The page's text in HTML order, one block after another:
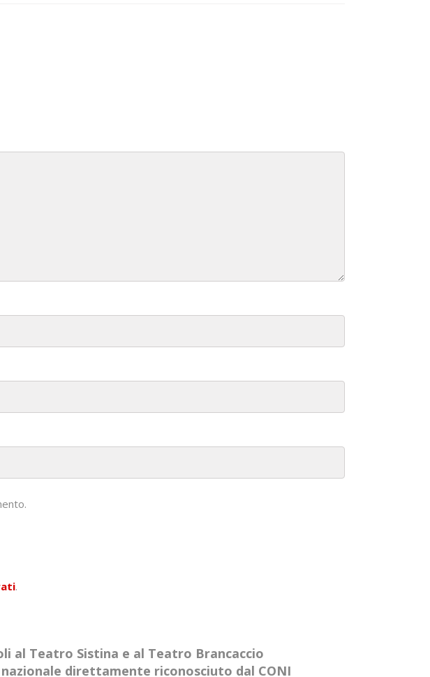
.
al Teatro Sistina e al Teatro Brancaccio
direttamente riconosciuto dal CONI